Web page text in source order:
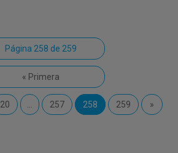
Página 258 de 259
« Primera
20 257 258 259 »